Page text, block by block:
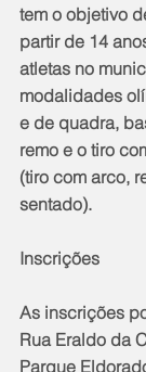
tem o objetivo
partir de 14
atletas no
modalidades
e de quadra,
remo e o tiro
(tiro com arco,
sentado).
Inscrições
As inscrições
Rua Eraldo da
Parque